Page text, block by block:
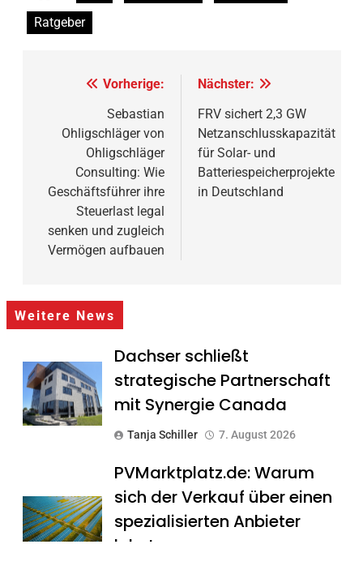
Ratgeber
Beitragsnavigation
Vorherige:
Sebastian
Ohligschläger von
Ohligschläger
Consulting: Wie
Geschäftsführer ihre
Steuerlast legal
senken und zugleich
Vermögen aufbauen
Nächster:
FRV sichert 2,3 GW
Netzanschlusskapazität
für Solar- und
Batteriespeicherprojekte
in Deutschland
Weitere News
Dachser schließt
strategische Partnerschaft
mit Synergie Canada
Tanja Schiller 7. August 2026
PVMarktplatz.de: Warum
sich der Verkauf über einen
spezialisierten Anbieter
lohnt